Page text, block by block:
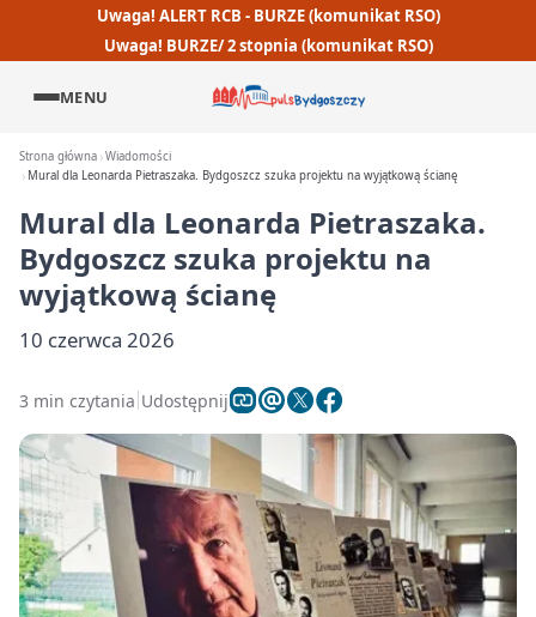
Uwaga! ALERT RCB - BURZE (komunikat RSO)
Uwaga! BURZE/ 2 stopnia (komunikat RSO)
MENU
Strona główna Wiadomości
Mural dla Leonarda Pietraszaka. Bydgoszcz szuka projektu na wyjątkową ścianę
Mural dla Leonarda Pietraszaka.
Bydgoszcz szuka projektu na
wyjątkową ścianę
10 czerwca 2026
3 min czytania Udostępnij